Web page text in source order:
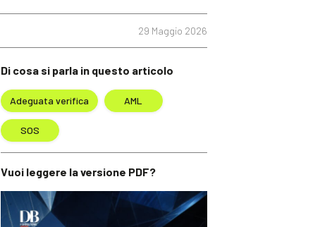
29 Maggio 2026
Di cosa si parla in questo articolo
Adeguata verifica AML
SOS
Vuoi leggere la versione PDF?